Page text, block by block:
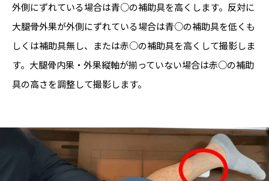
外側にずれている場合は青○の補助具を高くします。反対に
大腿骨外果が外側にずれている場合は青○の補助具を低くも
しくは補助具無し、または赤○の補助具を高くして撮影しま
す。大腿骨内果・外果縦軸が揃っていない場合は赤○の補助
具の高さを調整して撮影します。